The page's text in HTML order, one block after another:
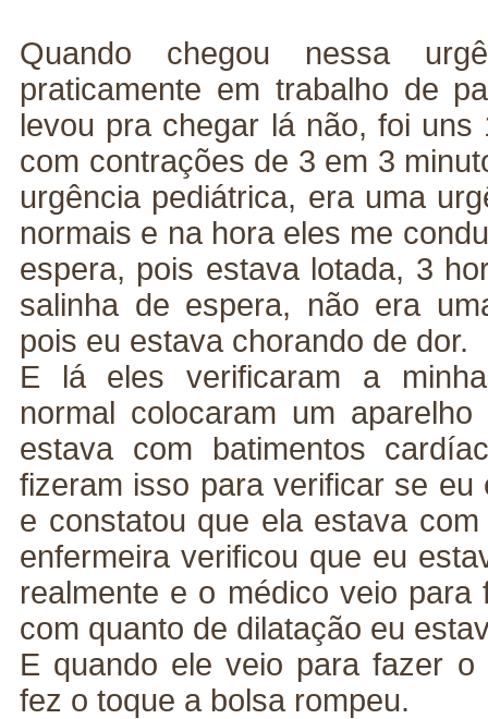
Quando chegou nessa
praticamente em trabalho de
levou pra chegar lá não, foi uns
com contrações de 3 em 3
urgência pediátrica, era uma
normais e na hora eles me
espera, pois estava lotada, 3
salinha de espera, não era
pois eu estava chorando de dor.
E lá eles verificaram a
normal colocaram um
estava com batimentos
fizeram isso para verificar se eu
e constatou que ela estava
enfermeira verificou que eu
realmente e o médico veio
com quanto de dilatação eu
E quando ele veio para fazer
fez o toque a bolsa rompeu.